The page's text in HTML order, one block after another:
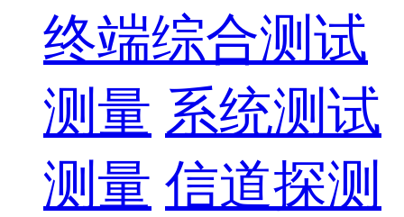
终端综合测试
测量 系统测试
测量 信道探测